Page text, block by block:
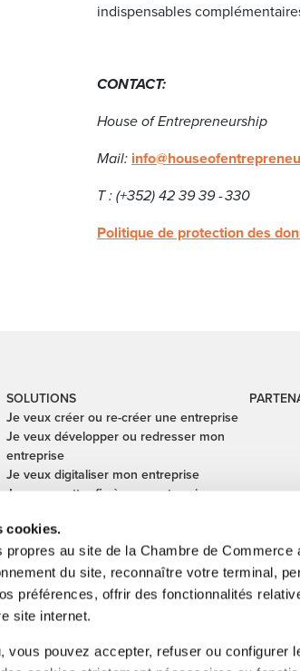
cookies.
au site de la Chambre de Commerce
du site, reconnaître votre terminal,
préférences, offrir des fonctionnalités
site internet.
vous pouvez accepter, refuser ou configurer
indispensables
CONTACT:
House of Entrepreneurship
Mail:
T : (+352) 42 39 39 - 330
Politique de protection des
SOLUTIONS
Je veux créer ou re-créer une entreprise
Je veux développer ou redresser mon
entreprise
Je veux digitaliser mon entreprise
Je veux mettre fin à mon entreprise
Je veux céder ou reprendre une
entreprise
Je veux sécuriser mes transactions
internationales
de l'enregistrement, des domaines et
SNCI, Technoport, Ministère des Affaires